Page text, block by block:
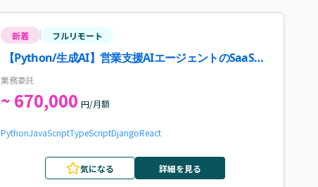
新着 フルリモート
【Python/生成AI】営業支援AIエージェントのSaaS刷
新・アーキテクチャ設計エンジニア案件・求人
業務委託
~ 670,000 円/月額
PythonJavaScriptTypeScriptDjangoReact
気になる 詳細を見る